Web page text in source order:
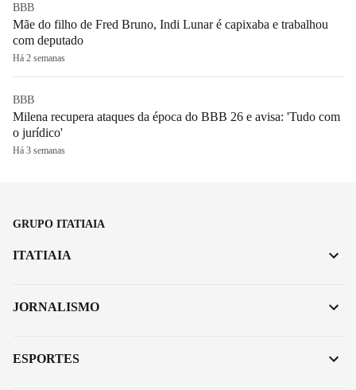
BBB
Mãe do filho de Fred Bruno, Indi Lunar é capixaba e trabalhou
com deputado
Há 2 semanas
BBB
Milena recupera ataques da época do BBB 26 e avisa: 'Tudo com
o jurídico'
Há 3 semanas
GRUPO ITATIAIA
ITATIAIA
JORNALISMO
ESPORTES